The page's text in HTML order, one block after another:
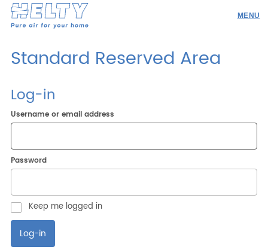
Research
ENG ITA ESP
Projects
Resources
Standard Reserved Area
Log-in
Username or email address
Password
Keep me logged in